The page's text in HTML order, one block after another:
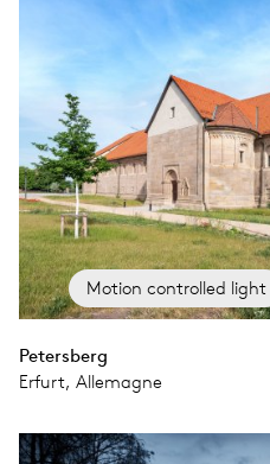
Motion controlled light
Petersberg
Erfurt, Allemagne